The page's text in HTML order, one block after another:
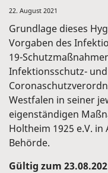
22. August 2021
Grundlage dieses
Vorgaben des
19-
Infektionsschutz-
Westfalen in seiner
eigenständigen
Holtheim 1925 e.V.
Behörde.
Gültig zum